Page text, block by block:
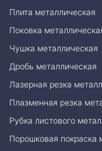
Плита металлическая
Поковка
Чушка металлическая
Дробь металлическая
Лазерная резка
Плазменная резка
Рубка листового
Порошковая покраска